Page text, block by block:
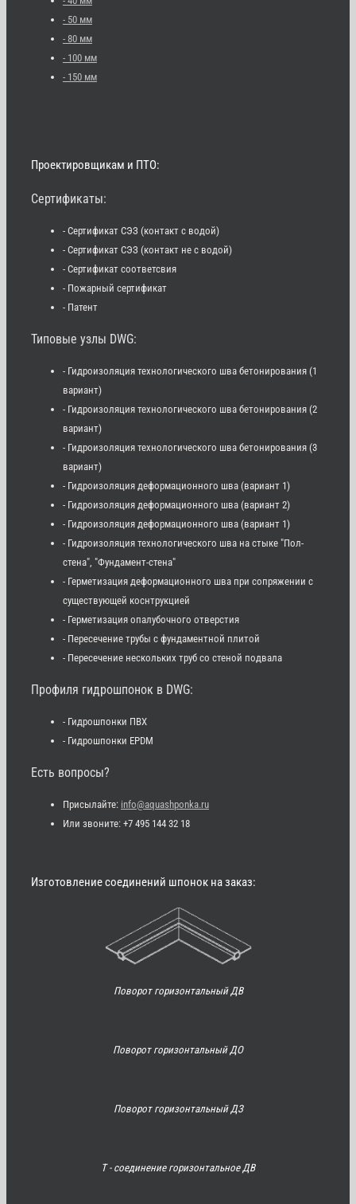
- 50 мм
- 80 мм
- 100 мм
- 150 мм
Проектировщикам и ПТО:
Сертификаты:
- Сертификат СЭЗ (контакт с водой)
- Сертификат СЭЗ (контакт не с водой)
- Сертификат соответсвия
- Пожарный сертификат
- Патент
Типовые узлы DWG:
- Гидроизоляция технологического шва бетонирования (1
вариант)
- Гидроизоляция технологического шва бетонирования (2
вариант)
- Гидроизоляция технологического шва бетонирования (3
вариант)
- Гидроизоляция деформационного шва (вариант 1)
- Гидроизоляция деформационного шва (вариант 2)
- Гидроизоляция деформационного шва (вариант 1)
- Гидроизоляция технологического шва на стыке "Пол-
стена", "Фундамент-стена"
- Герметизация деформационного шва при сопряжении с
существующей коснтрукцией
- Герметизация опалубочного отверстия
- Пересечение трубы с фундаментной плитой
- Пересечение нескольких труб со стеной подвала
Профиля гидрошпонок в DWG:
- Гидрошпонки ПВХ
- Гидрошпонки EPDM
Есть вопросы?
Присылайте: info@aquashponka.ru
Или звоните: +7 495 144 32 18
Изготовление соединений шпонок на заказ:
Поворот горизонтальный ДВ
Поворот горизонтальный ДО
Поворот горизонтальный ДЗ
Т - соединение горизонтальное ДВ